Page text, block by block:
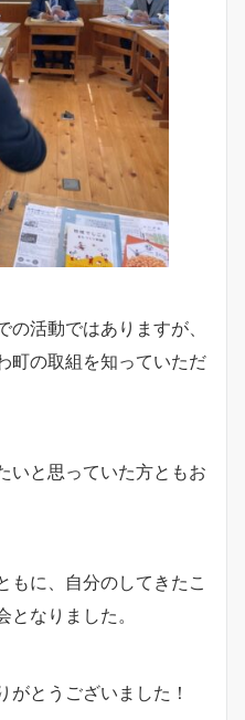
活動ではありますが、
町の取組を知っていただ
いと思っていた方ともお
もに、自分のしてきたこ
なりました。
がとうございました！